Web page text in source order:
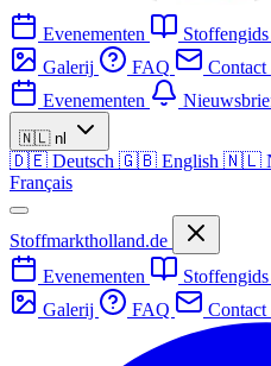
Evenementen Stoffengids
Galerij
FAQ Contact
Evenementen
🇳🇱 nl
🇩🇪 Deutsch 🇬🇧 English 🇳🇱
Français
Stoffmarktholland.de
Evenementen
Stoffengids
Galerij
FAQ Contact